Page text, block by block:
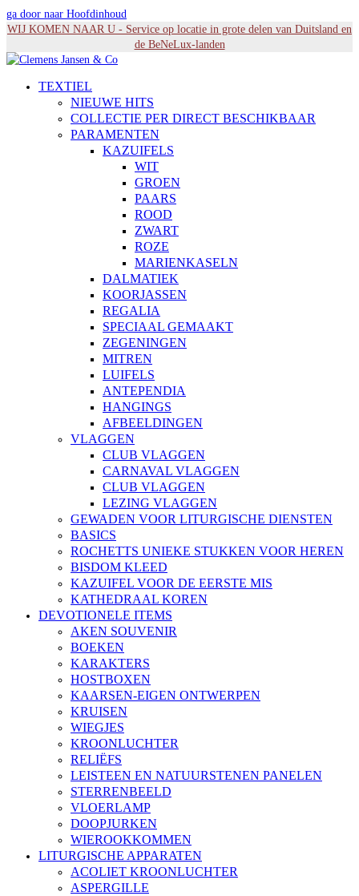
ga door naar Hoofdinhoud
WIJ KOMEN NAAR U - Service op locatie in grote delen van Duitsland en
de BeNeLux-landen
TEXTIEL
NIEUWE HITS
COLLECTIE PER DIRECT BESCHIKBAAR
PARAMENTEN
KAZUIFELS
WIT
GROEN
PAARS
ROOD
ZWART
ROZE
MARIENKASELN
DALMATIEK
KOORJASSEN
REGALIA
SPECIAAL GEMAAKT
ZEGENINGEN
MITREN
LUIFELS
ANTEPENDIA
HANGINGS
AFBEELDINGEN
VLAGGEN
CLUB VLAGGEN
CARNAVAL VLAGGEN
CLUB VLAGGEN
LEZING VLAGGEN
GEWADEN VOOR LITURGISCHE DIENSTEN
BASICS
ROCHETTS UNIEKE STUKKEN VOOR HEREN
BISDOM KLEED
KAZUIFEL VOOR DE EERSTE MIS
KATHEDRAAL KOREN
DEVOTIONELE ITEMS
AKEN SOUVENIR
BOEKEN
KARAKTERS
HOSTBOXEN
KAARSEN-EIGEN ONTWERPEN
KRUISEN
WIEGJES
KROONLUCHTER
RELIËFS
LEISTEEN EN NATUURSTENEN PANELEN
STERRENBEELD
VLOERLAMP
DOOPJURKEN
WIEROOKKOMMEN
LITURGISCHE APPARATEN
ACOLIET KROONLUCHTER
ASPERGILLE